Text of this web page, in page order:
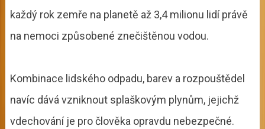
každý rok zemře na planetě až 3,4 milionu lidí právě
na nemoci způsobené znečištěnou vodou.
Kombinace lidského odpadu, barev a rozpouštědel
navíc dává vzniknout splaškovým plynům, jejichž
vdechování je pro člověka opravdu nebezpečné.